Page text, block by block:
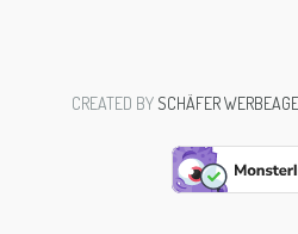
CREATED BY SCHÄFER